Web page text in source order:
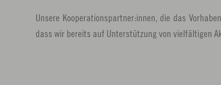
Unsere Kooperationspartner:innen, die das
dass wir bereits auf Unterstützung von vielfältigen